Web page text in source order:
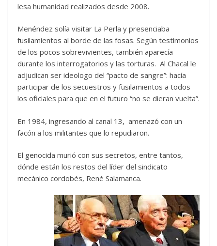
lesa humanidad realizados desde 2008.
Menéndez solía visitar La Perla y presenciaba
fusilamientos al borde de las fosas. Según testimonios
de los pocos sobrevivientes, también aparecía
durante los interrogatorios y las torturas. Al Chacal le
adjudican ser ideologo del “pacto de sangre”: hacía
participar de los secuestros y fusilamientos a todos
los oficiales para que en el futuro “no se dieran vuelta”.
En 1984, ingresando al canal 13, amenazó con un
facón a los militantes que lo repudiaron.
El genocida murió con sus secretos, entre tantos,
dónde están los restos del líder del sindicato
mecánico cordobés, René Salamanca.